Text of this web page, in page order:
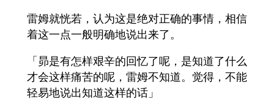
雷姆就恍若，认为这是绝对正确的事情，相信
着这一点一般明确地说出来了。
「昴是有怎样艰辛的回忆了呢，是知道了什么
才会这样痛苦的呢，雷姆不知道。觉得，不能
轻易地说出知道这样的话」